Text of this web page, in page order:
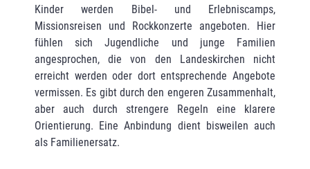
Kinder werden Bibel- und Erlebniscamps,
Missionsreisen und Rockkonzerte angeboten. Hier
fühlen sich Jugendliche und junge Familien
angesprochen, die von den Landeskirchen nicht
erreicht werden oder dort entsprechende Angebote
vermissen. Es gibt durch den engeren Zusammenhalt,
aber auch durch strengere Regeln eine klarere
Orientierung. Eine Anbindung dient bisweilen auch
als Familienersatz.